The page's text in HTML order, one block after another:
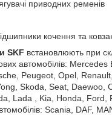
приводних ременів
кочення та
SKF встановлюють при
автомобілів: Mercedes
Peugeot, Opel,
Skoda, Seat, Daewoo,
Lada , Kia, Honda, Ford,
Scania, DAF,